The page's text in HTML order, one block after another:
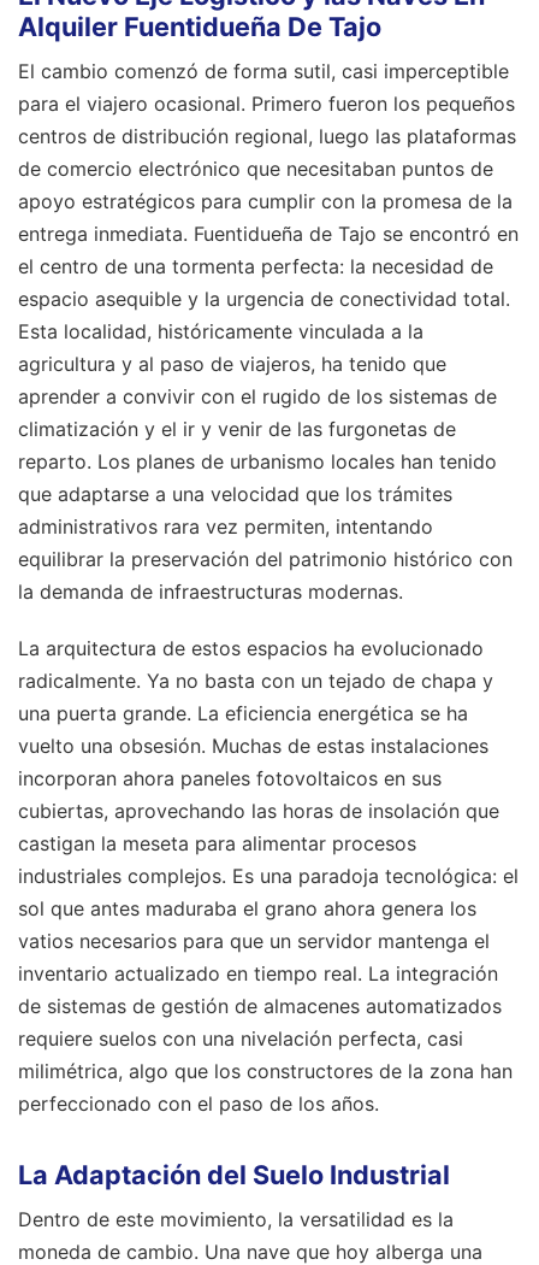
Alquiler Fuentidueña De Tajo
El cambio comenzó de forma sutil, casi imperceptible
para el viajero ocasional. Primero fueron los pequeños
centros de distribución regional, luego las plataformas
de comercio electrónico que necesitaban puntos de
apoyo estratégicos para cumplir con la promesa de la
entrega inmediata. Fuentidueña de Tajo se encontró en
el centro de una tormenta perfecta: la necesidad de
espacio asequible y la urgencia de conectividad total.
Esta localidad, históricamente vinculada a la
agricultura y al paso de viajeros, ha tenido que
aprender a convivir con el rugido de los sistemas de
climatización y el ir y venir de las furgonetas de
reparto. Los planes de urbanismo locales han tenido
que adaptarse a una velocidad que los trámites
administrativos rara vez permiten, intentando
equilibrar la preservación del patrimonio histórico con
la demanda de infraestructuras modernas.
La arquitectura de estos espacios ha evolucionado
radicalmente. Ya no basta con un tejado de chapa y
una puerta grande. La eficiencia energética se ha
vuelto una obsesión. Muchas de estas instalaciones
incorporan ahora paneles fotovoltaicos en sus
cubiertas, aprovechando las horas de insolación que
castigan la meseta para alimentar procesos
industriales complejos. Es una paradoja tecnológica: el
sol que antes maduraba el grano ahora genera los
vatios necesarios para que un servidor mantenga el
inventario actualizado en tiempo real. La integración
de sistemas de gestión de almacenes automatizados
requiere suelos con una nivelación perfecta, casi
milimétrica, algo que los constructores de la zona han
perfeccionado con el paso de los años.
La Adaptación del Suelo Industrial
Dentro de este movimiento, la versatilidad es la
moneda de cambio. Una nave que hoy alberga una